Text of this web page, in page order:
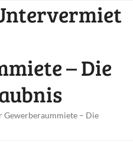
– Die
Gewerberaummiete – Die